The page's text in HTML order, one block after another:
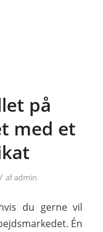
på
med et
/ afadmin
du gerne vil
Én